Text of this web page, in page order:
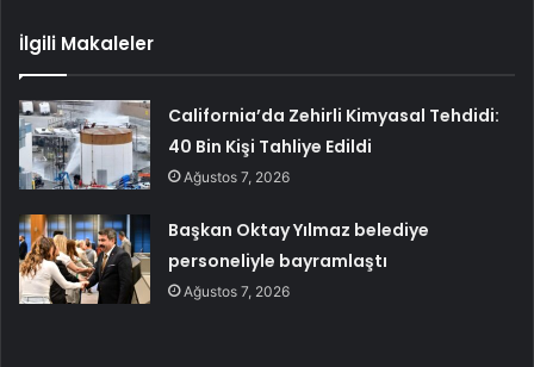
İlgili Makaleler
California’da Zehirli Kimyasal Tehdidi:
40 Bin Kişi Tahliye Edildi
Ağustos 7, 2026
Başkan Oktay Yılmaz belediye
personeliyle bayramlaştı
Ağustos 7, 2026